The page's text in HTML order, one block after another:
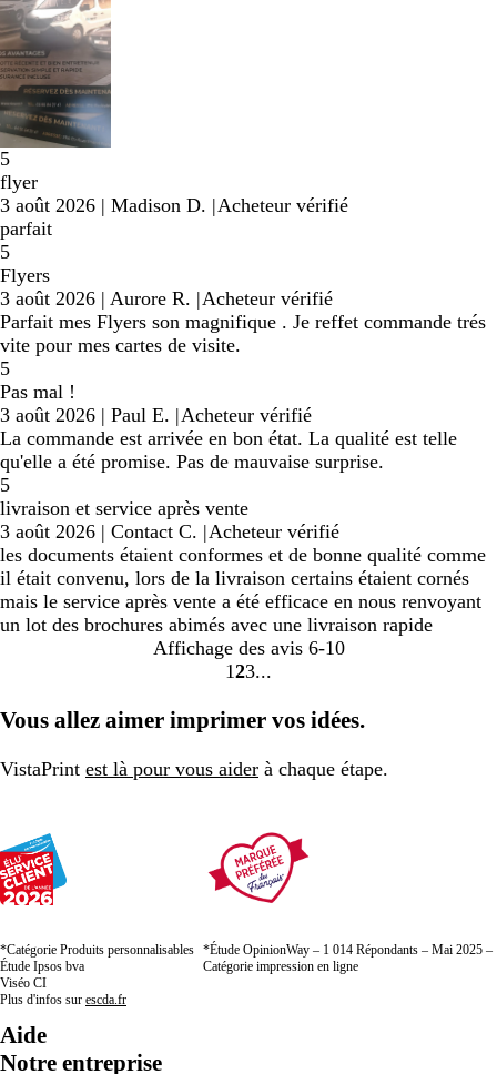
5
flyer
3 août 2026 | Madison D. |Acheteur vérifié
parfait
5
Flyers
3 août 2026 | Aurore R. |Acheteur vérifié
Parfait mes Flyers son magnifique . Je reffet commande trés
vite pour mes cartes de visite.
5
Pas mal !
3 août 2026 | Paul E. |Acheteur vérifié
La commande est arrivée en bon état. La qualité est telle
qu'elle a été promise. Pas de mauvaise surprise.
5
livraison et service après vente
3 août 2026 | Contact C. |Acheteur vérifié
les documents étaient conformes et de bonne qualité comme
il était convenu, lors de la livraison certains étaient cornés
mais le service après vente a été efficace en nous renvoyant
un lot des brochures abimés avec une livraison rapide
Affichage des avis 6-10
Accéder
la
1 Accéder
la
2Accéder
la
3
Vous allez aimer imprimer vos idées.
VistaPrint est là pour vous aider à chaque étape.
*Catégorie Produits personnalisables
Étude Ipsos bva
Viséo CI
Plus d'infos sur escda.fr
*Étude OpinionWay – 1 014 Répondants – Mai 2025 –
Catégorie impression en ligne
Aide
Notre entreprise